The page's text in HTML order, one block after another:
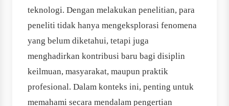
teknologi. Dengan melakukan penelitian, para
peneliti tidak hanya mengeksplorasi fenomena
yang belum diketahui, tetapi juga
menghadirkan kontribusi baru bagi disiplin
keilmuan, masyarakat, maupun praktik
profesional. Dalam konteks ini, penting untuk
memahami secara mendalam pengertian